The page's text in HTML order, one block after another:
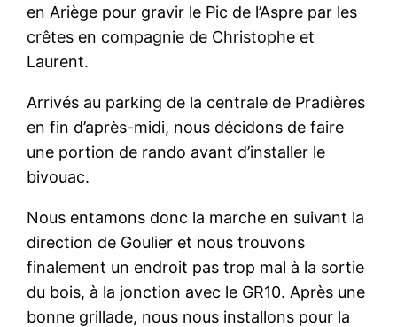
en Ariège pour gravir le Pic de l’Aspre par les
crêtes en compagnie de Christophe et
Laurent.
Arrivés au parking de la centrale de Pradières
en fin d’après-midi, nous décidons de faire
une portion de rando avant d’installer le
bivouac.
Nous entamons donc la marche en suivant la
direction de Goulier et nous trouvons
finalement un endroit pas trop mal à la sortie
du bois, à la jonction avec le GR10. Après une
bonne grillade, nous nous installons pour la